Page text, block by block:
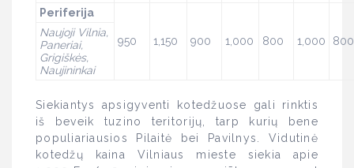
Periferija
950 1,150 900 1,000 800 1,000 800
Naujoji Vilnia,
Paneriai,
Grigiškės,
Naujininkai
Siekiantys apsigyventi kotedžuose gali rinktis
iš beveik tuzino teritorijų, tarp kurių bene
populiariausios Pilaitė bei Pavilnys. Vidutinė
kotedžų kaina Vilniaus mieste siekia apie